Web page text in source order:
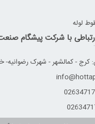
لوله
با شرکت پیشگام صنعت
- کمالشهر - شهرک رضوانیه- خیابان 15-